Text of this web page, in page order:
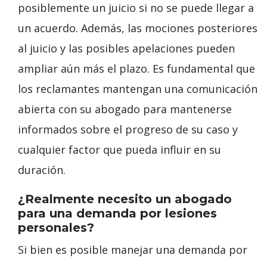
posiblemente un juicio si no se puede llegar a
un acuerdo. Además, las mociones posteriores
al juicio y las posibles apelaciones pueden
ampliar aún más el plazo. Es fundamental que
los reclamantes mantengan una comunicación
abierta con su abogado para mantenerse
informados sobre el progreso de su caso y
cualquier factor que pueda influir en su
duración.
¿Realmente necesito un abogado
para una demanda por lesiones
personales?
Si bien es posible manejar una demanda por